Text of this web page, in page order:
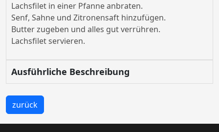
Lachsfilet in einer Pfanne anbraten.
Senf, Sahne und Zitronensaft hinzufügen.
Butter zugeben und alles gut verrühren.
Lachsfilet servieren.
Ausführliche Beschreibung
zurück